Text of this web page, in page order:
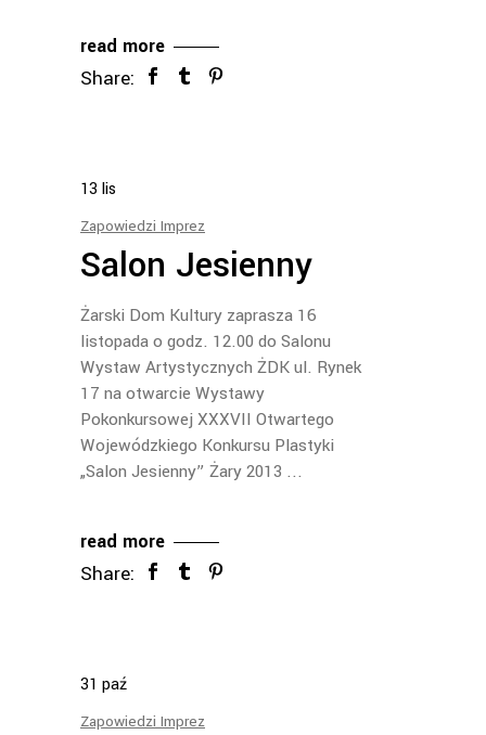
read more
Share:
13 lis
Zapowiedzi Imprez
Salon Jesienny
Żarski Dom Kultury zaprasza 16
listopada o godz. 12.00 do Salonu
Wystaw Artystycznych ŻDK ul. Rynek
17 na otwarcie Wystawy
Pokonkursowej XXXVII Otwartego
Wojewódzkiego Konkursu Plastyki
„Salon Jesienny” Żary 2013
read more
Share:
31 paź
Zapowiedzi Imprez